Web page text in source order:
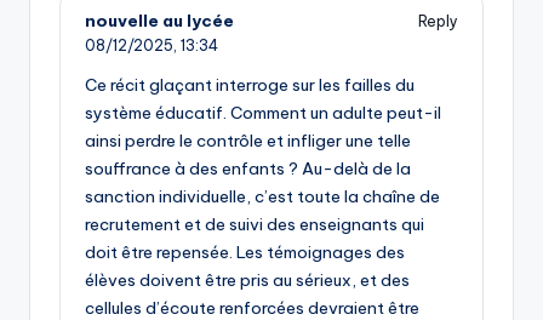
nouvelle au lycée
Reply
08/12/2025, 13:34
Ce récit glaçant interroge sur les failles du
système éducatif. Comment un adulte peut-il
ainsi perdre le contrôle et infliger une telle
souffrance à des enfants ? Au-delà de la
sanction individuelle, c’est toute la chaîne de
recrutement et de suivi des enseignants qui
doit être repensée. Les témoignages des
élèves doivent être pris au sérieux, et des
cellules d’écoute renforcées devraient être